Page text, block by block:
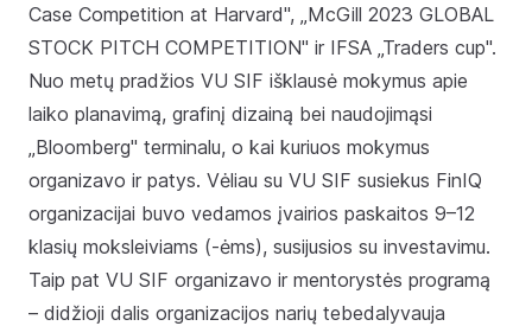
Case Competition at Harvard", „McGill 2023 GLOBAL
STOCK PITCH COMPETITION" ir IFSA „Traders cup".
Nuo metų pradžios VU SIF išklausė mokymus apie
laiko planavimą, grafinį dizainą bei naudojimąsi
„Bloomberg" terminalu, o kai kuriuos mokymus
organizavo ir patys. Vėliau su VU SIF susiekus FinIQ
organizacijai buvo vedamos įvairios paskaitos 9–12
klasių moksleiviams (-ėms), susijusios su investavimu.
Taip pat VU SIF organizavo ir mentorystės programą
– didžioji dalis organizacijos narių tebedalyvauja